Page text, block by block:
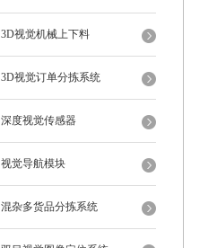
3D视觉机械上下料
3D视觉订单分拣系统
深度视觉传感器
视觉导航模块
混杂多货品分拣系统